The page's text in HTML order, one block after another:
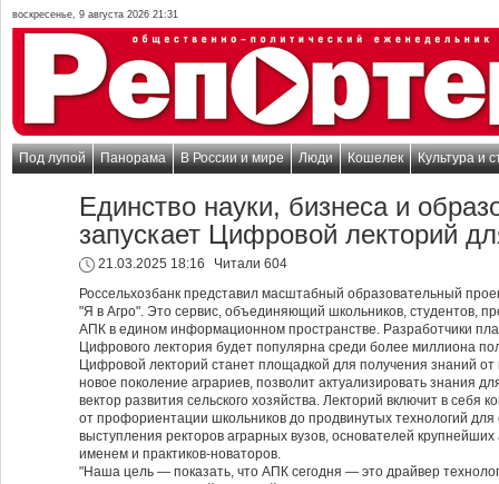
воскресенье, 9 августа 2026 21:31
Под лупой Панорама В России и мире Люди Кошелек Культура и
Единство науки, бизнеса и
запускает Цифровой лекторий
21.03.2025 18:16
Читали 604
Россельхозбанк представил масштабный образовательный
"Я в Агро". Это сервис, объединяющий школьников, студентов,
АПК в едином информационном пространстве. Разработчики
Цифрового лектория будет популярна среди более миллиона
Цифровой лекторий станет площадкой для получения знаний от
новое поколение аграриев, позволит актуализировать знания
вектор развития сельского хозяйства. Лекторий включит в себя
от профориентации школьников до продвинутых технологий для
выступления ректоров аграрных вузов, основателей
именем и практиков-новаторов.
"Наша цель — показать, что АПК сегодня — это драйвер